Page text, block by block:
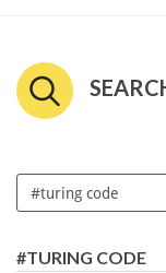
#TURING CODE